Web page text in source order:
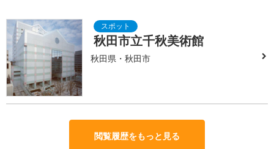
秋田市立千秋美術館
秋田県・秋田市
閲覧履歴をもっと見る